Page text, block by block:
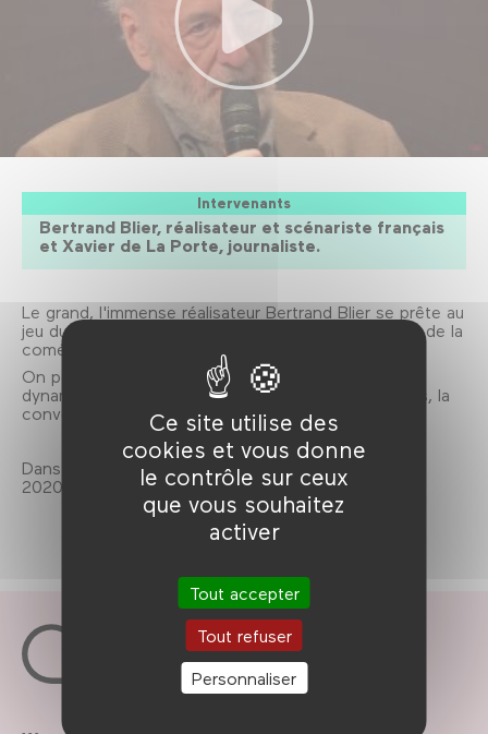
Ce site utilise des
cookies et vous donne
le contrôle sur ceux
que vous souhaitez
activer
Tout accepter
Tout refuser
Personnaliser
Intervenants
Bertrand Blier, réalisateur et scénariste français
et Xavier de La Porte, journaliste.
Le grand, l'immense réalisateur Bertrand Blier se prête au
jeu du portrait de l’artiste en rieur, évoquera son art de la
comédie et ses goûts en matière d'humour.
On peut promettre qu'avec ce jouisseur des mots,
dynamiteur de conventions, expert en provocations, la
conversation ne sera pas triste!
Dans le cadre de Drôle de rencontre, saison 2019-
2020.